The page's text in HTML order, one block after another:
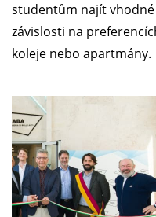
studentům najít
závislosti na
koleje nebo apartmány.